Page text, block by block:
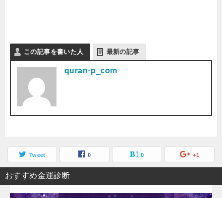
この記事を書いた人 最新の記事
quran-p_com
Tweet 0 0 +1
おすすめ金運診断